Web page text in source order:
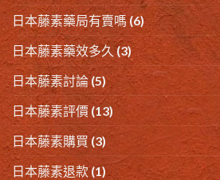
日本藤素藥局有賣嗎 (6)
日本藤素藥效多久 (3)
日本藤素討論 (5)
日本藤素評價 (13)
日本藤素購買 (3)
日本藤素退款(1)